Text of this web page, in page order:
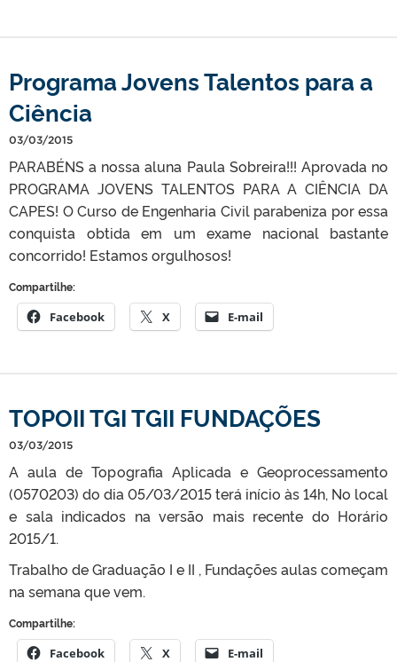
Programa Jovens Talentos para a
Ciência
03/03/2015
PARABÉNS a nossa aluna Paula Sobreira!!! Aprovada no
PROGRAMA JOVENS TALENTOS PARA A CIÊNCIA DA
CAPES! O Curso de Engenharia Civil parabeniza por essa
conquista obtida em um exame nacional bastante
concorrido! Estamos orgulhosos!
Compartilhe:
Facebook X E-mail
TOPOII TGI TGII FUNDAÇÕES
03/03/2015
A aula de Topografia Aplicada e Geoprocessamento
(0570203) do dia 05/03/2015 terá início às 14h, No local
e sala indicados na versão mais recente do Horário
2015/1.
Trabalho de Graduação I e II , Fundações aulas começam
na semana que vem.
Compartilhe:
Facebook X E-mail